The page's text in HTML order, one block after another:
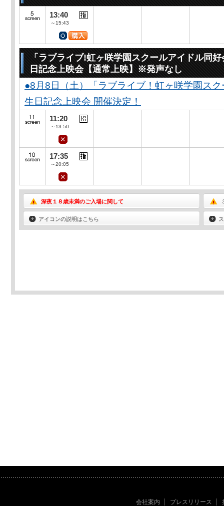
13:40
～15:43
「ラブライブ!虹ヶ咲学園スクールアイドル同
日記念上映会【通常上映】※発声なし
●8月8日（土）「ラブライブ！虹ヶ咲学園ス
生日記念上映会 開催決定！
11:20
～13:50
17:35
～20:05
深夜１８歳未満のご入場に関して
アイコンの説明はこちら
会社案内 プレスリリース